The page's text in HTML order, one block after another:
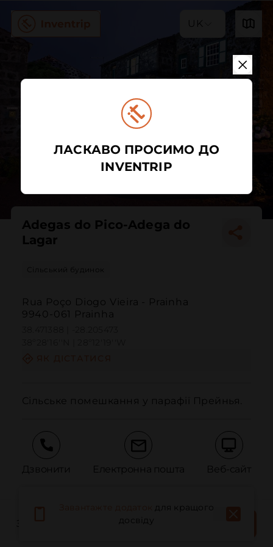
UK
Adegas do Pico-Adega do
Lagar
Сільський будинок
Rua Poço Diogo Vieira - Prainha
9940-061 Prainha
Сільське помешкання у парафії Прейнья.
Дзвонити Електронна пошта Веб-сайт
Повідомити про проблему
ЗАБРОНЮЙТЕ МІСЦЕ
для кращого
досвіду
ЛАСКАВО ПРОСИМО ДО
INVENTRIP